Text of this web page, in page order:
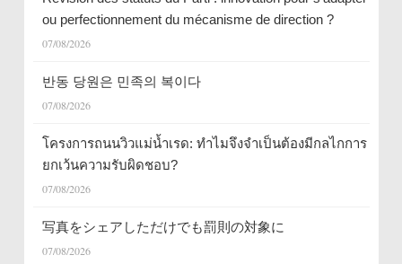
ou perfectionnement du mécanisme de direction ?
07/08/2026
반동 당원은 민족의 복이다
07/08/2026
โครงการถนนวิวแม่น้ำเรด: ทำไมจึงจำเป็นต้องมีกลไกการ
ยกเว้นความรับผิดชอบ?
07/08/2026
写真をシェアしただけでも罰則の対象に
07/08/2026